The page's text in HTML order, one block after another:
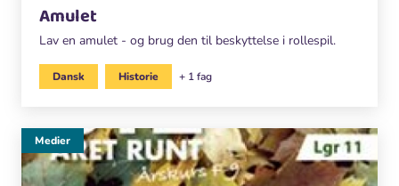
Amulet
Lav en amulet - og brug den til beskyttelse i rollespil.
Dansk Historie + 1 fag
Medier